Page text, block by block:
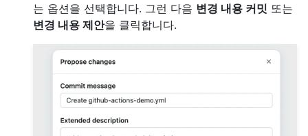
는 옵션을 선택합니다. 그런 다음 변경 내용 커밋 또는
변경 내용 제안을 클릭합니다.